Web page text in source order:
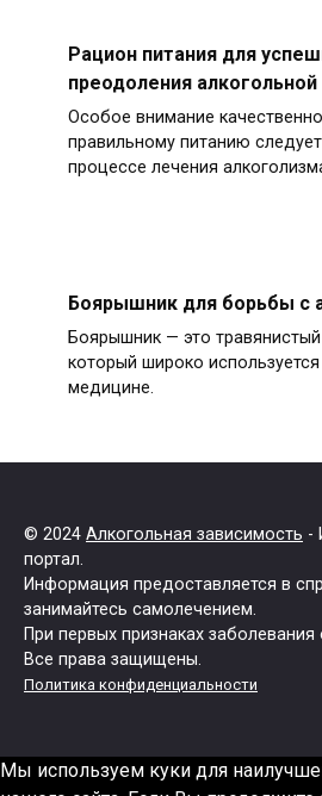
Рацион питания для
преодоления
Особое внимание
правильному питанию
процессе лечения
Боярышник для борьбы с
Боярышник — это травянистый
который широко
медицине.
© 2024 Алкогольная зависимость -
портал.
Информация предоставляется в
занимайтесь самолечением.
При первых признаках заболевания
Все права защищены.
Политика конфиденциальности
Мы используем куки для